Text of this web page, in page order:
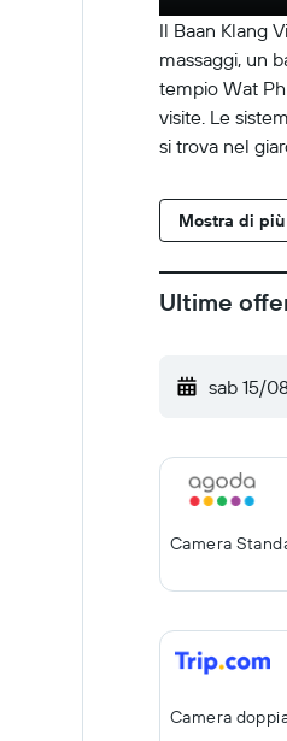
Il Baan Klang
massaggi, un
tempio Wat
visite. Le
si trova nel
Mostra di più
Ultime
sab 15/08
Camera
Camera